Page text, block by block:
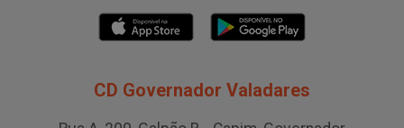
CD Governador Valadares